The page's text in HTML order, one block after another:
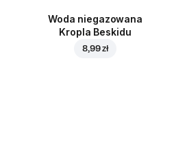
Woda niegazowana
Kropla Beskidu
8,99 zł